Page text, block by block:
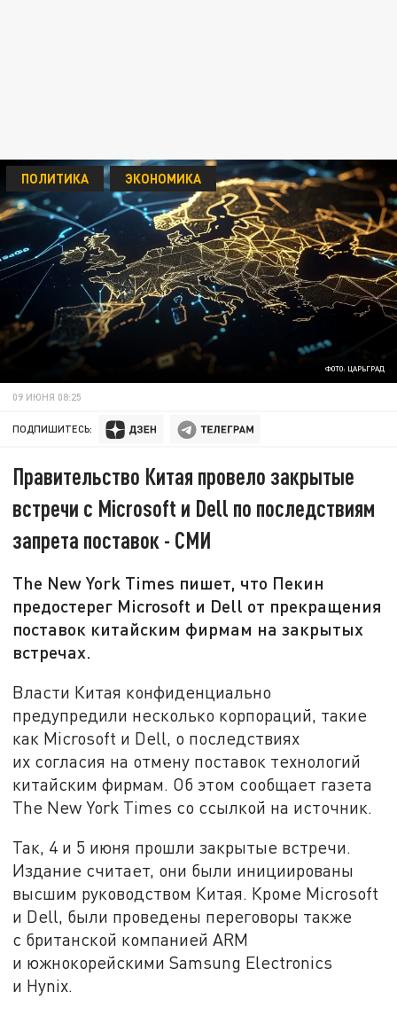
ФОТО: ЦАРЬГРАД
ПОЛИТИКА ЭКОНОМИКА
09 ИЮНЯ 08:25
ПОДПИШИТЕСЬ:
Правительство Китая провело закрытые
встречи с Microsoft и Dell по последствиям
запрета поставок - СМИ
The New York Times пишет, что Пекин
предостерег Microsoft и Dell от прекращения
поставок китайским фирмам на закрытых
встречах.
Власти Китая конфиденциально
предупредили несколько корпораций, такие
как Microsoft и Dell, о последствиях
их согласия на отмену поставок технологий
китайским фирмам. Об этом сообщает газета
The New York Times со ссылкой на источник.
Так, 4 и 5 июня прошли закрытые встречи.
Издание считает, они были инициированы
высшим руководством Китая. Кроме Microsoft
и Dell, были проведены переговоры также
с британской компанией ARM
и южнокорейскими Samsung Electronics
и Hynix.